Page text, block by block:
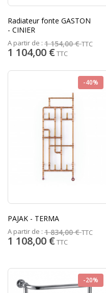
Radiateur fonte GASTON
- CINIER
A partir de : 1 154,00 €TTC
1 104,00 €TTC
-40%
PAJAK - TERMA
A partir de : 1 834,00 €TTC
1 108,00 €TTC
-20%